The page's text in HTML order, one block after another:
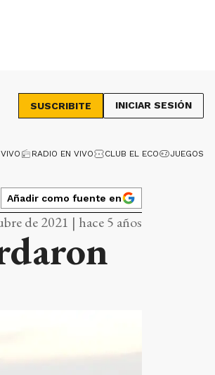
SUSCRIBITE INICIAR SESIÓN
RADIO EN VIVO CLUB EL ECO JUEGOS
Añadir como fuente en
de 2021 | hace 5 años